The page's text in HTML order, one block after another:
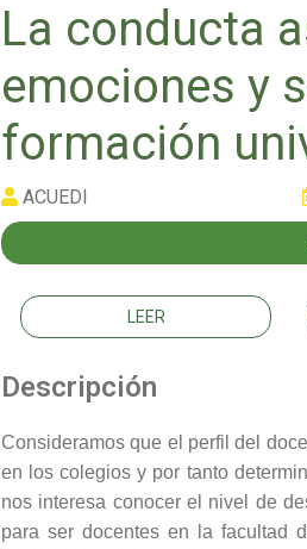
La conducta
emociones y
formación
ACUEDI
LEER
Descripción
Consideramos que el perfil del
en los colegios y por tanto
nos interesa conocer el nivel de
para ser docentes en la facultad